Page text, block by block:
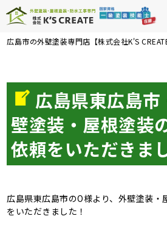
Skip
広島市の外壁塗装専門店【株式会社K'S CREATE
広島県東広島
壁塗装・屋根塗装
依頼をいただきま
広島県東広島市のO様より、外壁塗装・
をいただきました！